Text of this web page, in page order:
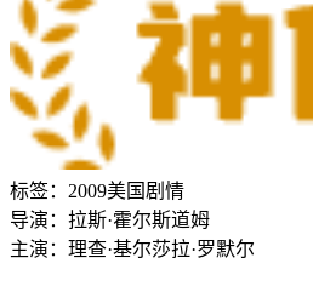
标签： 2009美国 剧情
导演： 拉斯·霍尔斯道姆
主演： 理查·基尔莎拉·罗默尔